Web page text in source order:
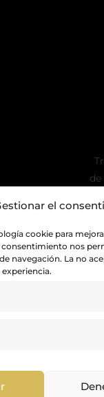
el
cookie para
nos
navegación. La no